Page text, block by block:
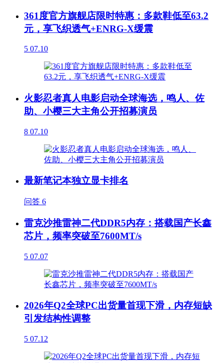
361度官方旗舰店限时特惠：多款鞋低至63.2
元，享飞织透气+ENRG-X缓震
5 07.10
火影忍者真人电影启动全球海选，鸣人、佐
助、小樱三大主角公开招募演员
8 07.10
最新笔记本独立显卡排名
问答 6
雷克沙推雷神二代DDR5内存：搭载国产长鑫
芯片，频率突破至7600MT/s
5 07.07
2026年Q2全球PC出货量首现下滑，内存短缺
引发结构性调整
5 07.12